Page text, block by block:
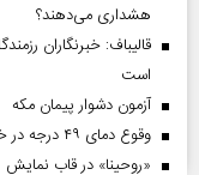
هشداری می‌دهند؟
قالیباف: خبرنگاران
است
آزمون دشوار پیمان مکه
وقوع دمای ۴۹ درجه در خوزستان
«روحینا» در قاب نمایش